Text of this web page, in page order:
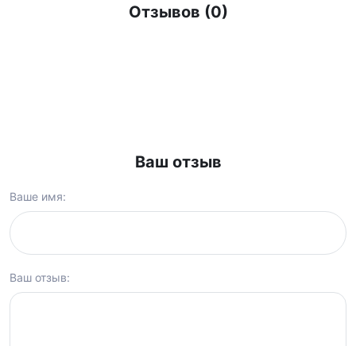
Отзывов (0)
Ваш отзыв
Ваше имя:
Ваш отзыв: